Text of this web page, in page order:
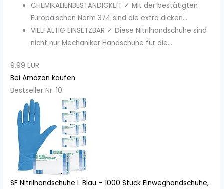
CHEMIKALIENBESTÄNDIGKEIT ✓ Mit der bestätigten
Europäischen Norm 374 sind die extra dicken...
VIELFÄLTIG EINSETZBAR ✓ Diese Nitrilhandschuhe sind
nicht nur Mechaniker Handschuhe für die...
9,99 EUR
Bei Amazon kaufen
Bestseller Nr. 10
SF Nitrilhandschuhe L Blau – 1000 Stück Einweghandschuhe,